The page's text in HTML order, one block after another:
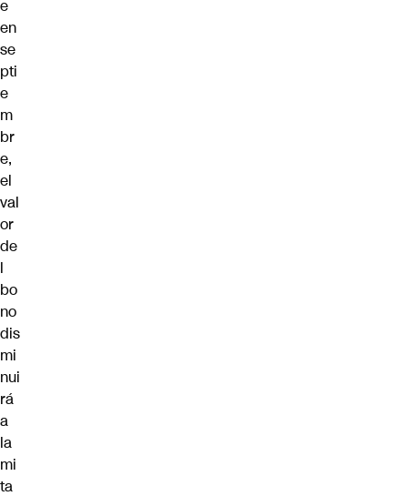
e
en
se
pti
e
m
br
e,
el
val
or
de
l
bo
no
dis
mi
nui
rá
a
la
mi
ta